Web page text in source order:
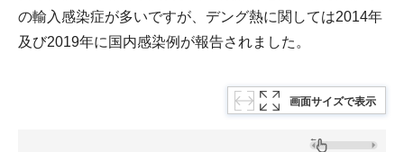
の輸入感染症が多いですが、デング熱に関しては2014年
及び2019年に国内感染例が報告されました。
画面サイズで表示